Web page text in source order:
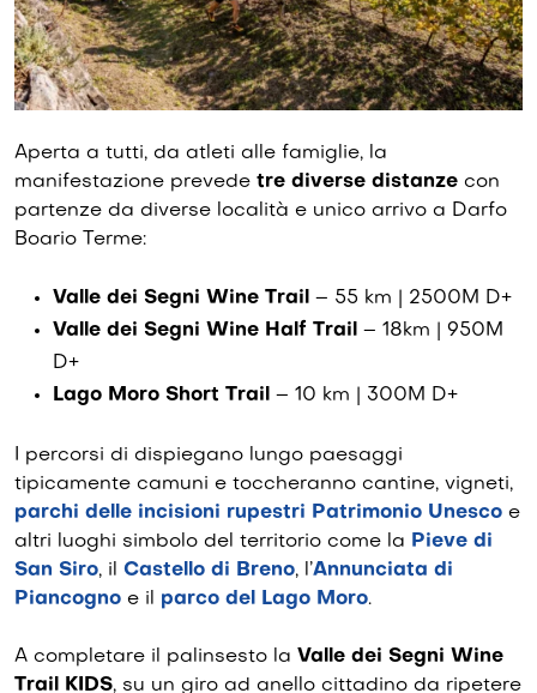
Aperta a tutti, da atleti alle famiglie, la
manifestazione prevede tre diverse distanze con
partenze da diverse località e unico arrivo a Darfo
Boario Terme:
Valle dei Segni Wine Trail – 55 km | 2500M D+
Valle dei Segni Wine Half Trail – 18km | 950M
D+
Lago Moro Short Trail – 10 km | 300M D+
I percorsi di dispiegano lungo paesaggi
tipicamente camuni e toccheranno cantine, vigneti,
parchi delle incisioni rupestri Patrimonio Unesco e
altri luoghi simbolo del territorio come la Pieve di
San Siro, il Castello di Breno, l’Annunciata di
Piancogno e il parco del Lago Moro.
A completare il palinsesto la Valle dei Segni Wine
Trail KIDS, su un giro ad anello cittadino da ripetere